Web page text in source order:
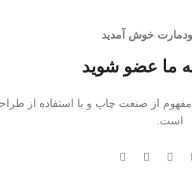
خوش آمدید
ما عضو شوید
از صنعت چاپ و با استفاده از
است.